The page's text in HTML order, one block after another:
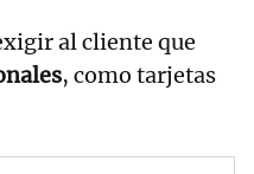
al cliente que
, como tarjetas